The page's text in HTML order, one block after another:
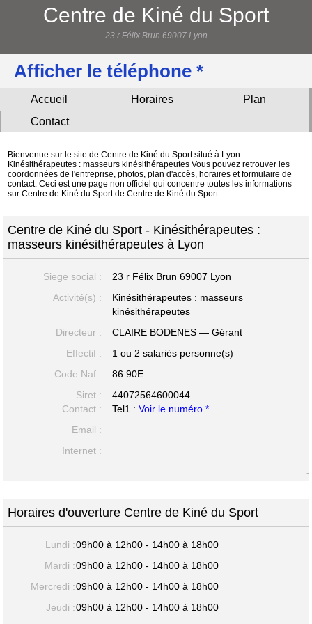
Centre de Kiné du Sport
23 r Félix Brun 69007 Lyon
Afficher le téléphone *
Accueil Horaires
Plan
Contact
Bienvenue sur le site de Centre de Kiné du Sport situé à Lyon.
Kinésithérapeutes : masseurs kinésithérapeutes Vous pouvez retrouver les
coordonnées de l'entreprise, photos, plan d'accès, horaires et formulaire de
contact. Ceci est une page non officiel qui concentre toutes les informations
sur Centre de Kiné du Sport de Centre de Kiné du Sport
Centre de Kiné du Sport - Kinésithérapeutes :
masseurs kinésithérapeutes à Lyon
Siege social : 23 r Félix Brun69007 Lyon
Activité(s) :
Kinésithérapeutes : masseurs
kinésithérapeutes
Directeur :
CLAIRE BODENES — Gérant
Effectif :
1 ou 2 salariés personne(s)
Code Naf :
86.90E
Siret :
44072564600044
Contact :
Tel1 :Voir le numéro *
Email :
Internet :
-
Horaires d'ouverture Centre de Kiné du Sport
Lundi :09h00 à 12h00 - 14h00 à 18h00
Mardi :09h00 à 12h00 - 14h00 à 18h00
Mercredi :09h00 à 12h00 - 14h00 à 18h00
Jeudi :09h00 à 12h00 - 14h00 à 18h00